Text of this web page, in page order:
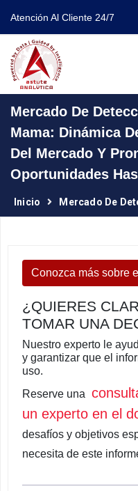
Atención Al Cliente 24/7
Mercado De
Mama: Dinámica
Del Mercado Y
Oportunidades
Inicio Mercado De
Conozca más sobre
¿QUIERES
TOMAR UNA
Nuestro experto le
y garantizar que el
uso.
Reserve una
un experto en el
desafíos y objetivos
necesita de este